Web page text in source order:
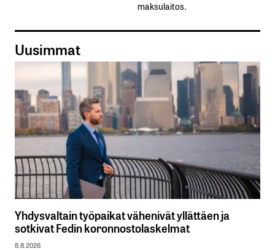
maksulaitos.
Uusimmat
Yhdysvaltain työpaikat vähenivät yllättäen ja
sotkivat Fedin koronnostolaskelmat
8.8.2026